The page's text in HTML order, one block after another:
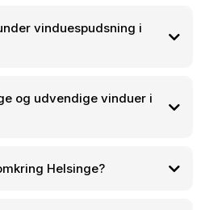
vinduespudsning i
og udvendige vinduer i
Helsinge?